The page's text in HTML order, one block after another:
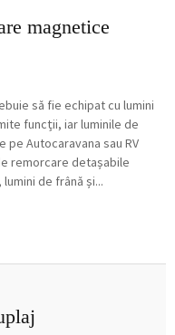
magnetice
să fie echipat cu lumini
funcții, iar luminile de
pe Autocaravana sau RV
remorcare detașabile
de frână și...